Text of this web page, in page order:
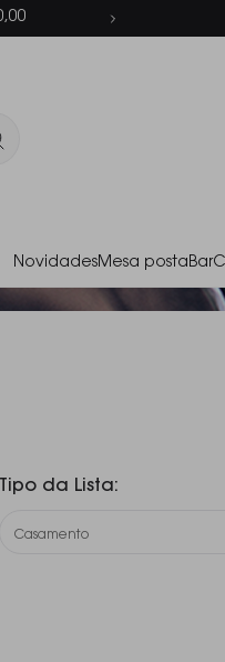
NovidadesMesa postaBar
Tipo da Lista:
Casamento